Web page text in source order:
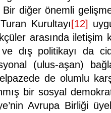
diğer önemli
Kurultayı [12]
arasında iletişim
dış politikayı da
(ulus-aşan)
de olumlu
bir sosyal
Avrupa Birliği